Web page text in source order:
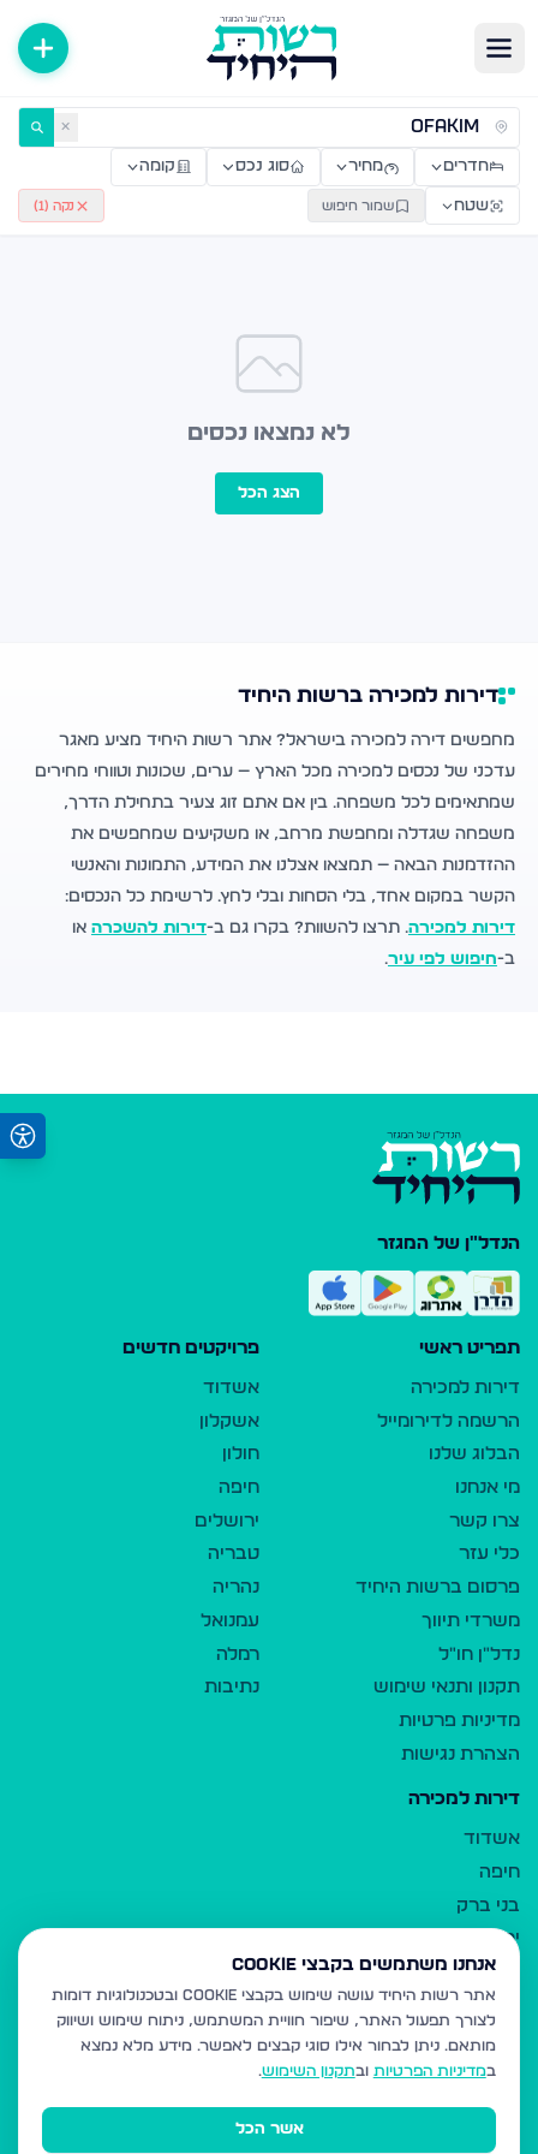
דירות למכירה ולהשכרה — רשות היחיד ✕
חדרים מחיר סוג נכס קומה
שטח שמור חיפוש נקה ( 1
)
לא נמצאו נכסים
הצג הכל
דירות למכירה ברשות היחיד
מחפשים דירה למכירה בישראל? אתר רשות היחיד מציע מאגר
עדכני של נכסים למכירה מכל הארץ — ערים, שכונות וטווחי מחירים
שמתאימים לכל משפחה. בין אם אתם זוג צעיר בתחילת הדרך,
משפחה שגדלה ומחפשת מרחב, או משקיעים שמחפשים את
ההזדמנות הבאה — תמצאו אצלנו את המידע, התמונות והאנשי
הקשר במקום אחד, בלי הסחות ובלי לחץ. לרשימת כל הנכסים:
דירות למכירה. תרצו להשוות? בקרו גם ב-דירות להשכרה או
ב-חיפוש לפי עיר.
הנדל"ן של המגזר
תפריט ראשי
דירות למכירה
הרשמה לדירומייל
הבלוג שלנו
מי אנחנו
צרו קשר
כלי עזר
פרסום ברשות היחיד
משרדי תיווך
נדל"ן חו"ל
תקנון ותנאי שימוש
מדיניות פרטיות
הצהרת נגישות
פרויקטים חדשים
אשדוד
אשקלון
חולון
חיפה
ירושלים
טבריה
נהריה
עמנואל
רמלה
נתיבות
דירות למכירה
אשדוד
חיפה
בני ברק
ירושלים
אלעד
גבעת זאב
בית שמש
רכסים
מודיעין עילית
אנחנו משתמשים בקבצי Cookie
אתר רשות היחיד עושה שימוש בקבצי Cookie ובטכנולוגיות דומות
לצורך תפעול האתר, שיפור חוויית המשתמש, ניתוח שימוש ושיווק
מותאם. ניתן לבחור אילו סוגי קבצים לאפשר. מידע מלא נמצא
במדיניות הפרטיות ובתקנון השימוש.
אשר הכל